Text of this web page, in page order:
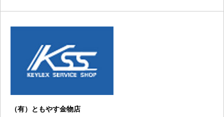
（有）ともやす金物店